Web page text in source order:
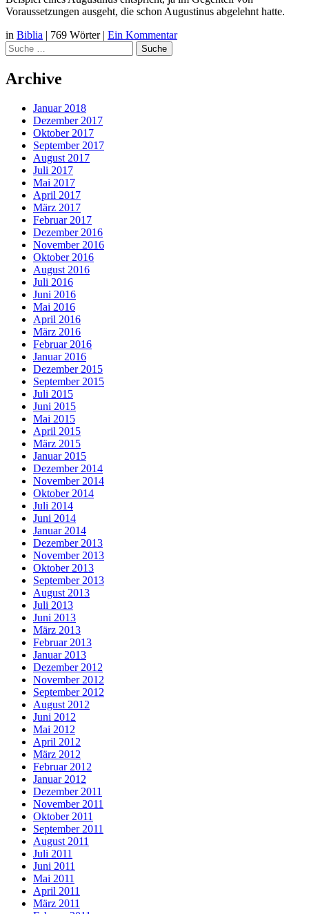
Voraussetzungen ausgeht, die schon Augustinus abgelehnt hatte.
in Biblia | 769 Wörter | Ein Kommentar
Suche
Archive
Januar 2018
Dezember 2017
Oktober 2017
September 2017
August 2017
Juli 2017
Mai 2017
April 2017
März 2017
Februar 2017
Dezember 2016
November 2016
Oktober 2016
August 2016
Juli 2016
Juni 2016
Mai 2016
April 2016
März 2016
Februar 2016
Januar 2016
Dezember 2015
September 2015
Juli 2015
Juni 2015
Mai 2015
April 2015
März 2015
Januar 2015
Dezember 2014
November 2014
Oktober 2014
Juli 2014
Juni 2014
Januar 2014
Dezember 2013
November 2013
Oktober 2013
September 2013
August 2013
Juli 2013
Juni 2013
März 2013
Februar 2013
Januar 2013
Dezember 2012
November 2012
September 2012
August 2012
Juni 2012
Mai 2012
April 2012
März 2012
Februar 2012
Januar 2012
Dezember 2011
November 2011
Oktober 2011
September 2011
August 2011
Juli 2011
Juni 2011
Mai 2011
April 2011
März 2011